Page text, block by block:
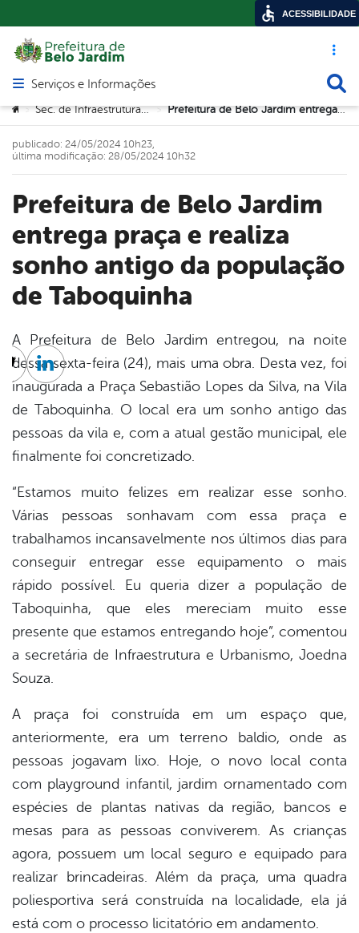
Acesso
Abrir menu principal de navegação
Serviços e Informações
Você está aqui:
> Sec. de Infraestrutura e Urbanismo > Prefeitura de Belo Jardim entrega praça e realiza sonho antigo da população de Taboquinha
Prefeitura de Belo Jardim
entrega praça e realiza
sonho antigo da população
de Taboquinha
publicado: 24/05/2024 10h23,
última modificação: 28/05/2024 10h32
A Prefeitura de Belo Jardim entregou, na noite
dessa sexta-feira (24), mais uma obra. Desta vez, foi
inaugurada a Praça Sebastião Lopes da Silva, na Vila
de Taboquinha. O local era um sonho antigo das
pessoas da vila e, com a atual gestão municipal, ele
finalmente foi concretizado.
“Estamos muito felizes em realizar esse sonho.
Várias pessoas sonhavam com essa praça e
trabalhamos incansavelmente nos últimos dias para
conseguir entregar esse equipamento o mais
rápido possível. Eu queria dizer a população de
Taboquinha, que eles mereciam muito esse
presente que estamos entregando hoje”, comentou
a secretária de Infraestrutura e Urbanismo, Joedna
Souza.
A praça foi construída em um espaço que,
anteriormente, era um terreno baldio, onde as
pessoas jogavam lixo. Hoje, o novo local conta
com playground infantil, jardim ornamentado com
espécies de plantas nativas da região, bancos e
mesas para as pessoas conviverem. As crianças
agora, possuem um local seguro e equipado para
realizar brincadeiras. Além da praça, uma quadra
poliesportiva será construída na localidade, ela já
está com o processo licitatório em andamento.
Twitter
Linkedin
ACESSIBILIDADE